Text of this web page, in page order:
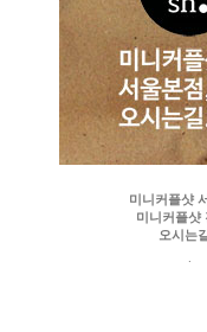
미니커플샷
미니커플샷
오시는